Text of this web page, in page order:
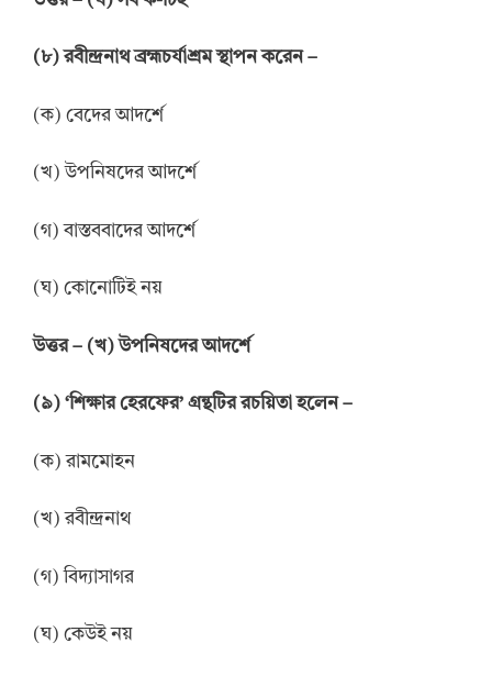
(৮)রবীন্দ্রনাথ ব্রহ্মচর্যাশ্রম স্থাপন করেন–
(ক) বেদের আদর্শে
(খ) উপনিষদের আদর্শে
(গ) বাস্তববাদের আদর্শে
(ঘ) কোনোটিই নয়
উত্তর– (খ) উপনিষদের আদর্শে
(৯) ‘শিক্ষার হেরফের’ গ্রন্থটির রচয়িতা হলেন–
(ক) রামমোহন
(খ) রবীন্দ্রনাথ
(গ) বিদ্যাসাগর
(ঘ) কেউই নয়